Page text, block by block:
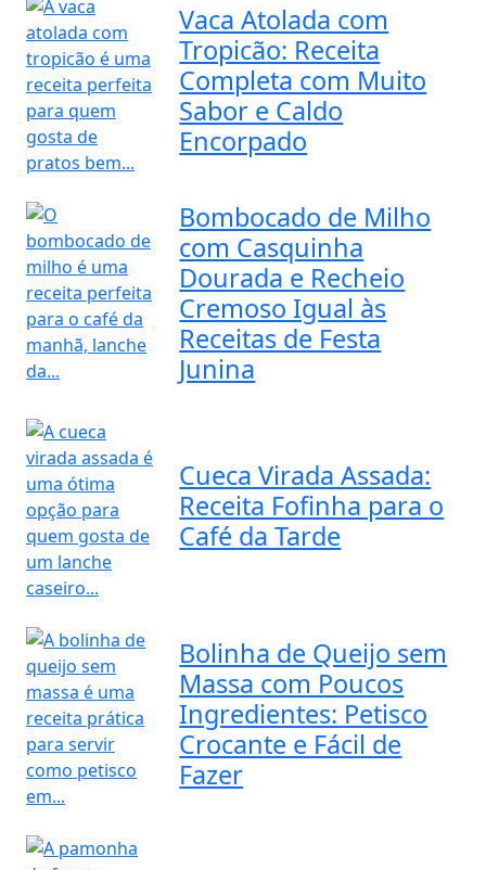
Vaca Atolada com
Tropicão: Receita
Completa com Muito
Sabor e Caldo
Encorpado
Bombocado de Milho
com Casquinha
Dourada e Recheio
Cremoso Igual às
Receitas de Festa
Junina
Cueca Virada Assada:
Receita Fofinha para o
Café da Tarde
Bolinha de Queijo sem
Massa com Poucos
Ingredientes: Petisco
Crocante e Fácil de
Fazer